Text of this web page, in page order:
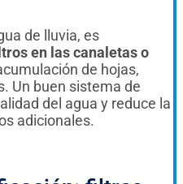
de lluvia, es
en las canaletaso
de hojas,
Un buen sistema de
del agua y reduce la
adicionales.